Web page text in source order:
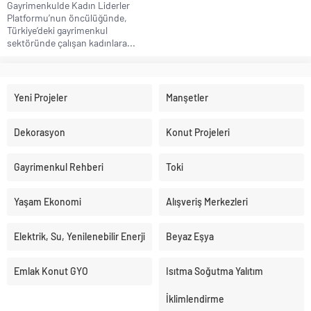
Gayrimenkulde Kadın Liderler
Platformu’nun öncülüğünde,
Türkiye’deki gayrimenkul
sektöründe çalışan kadınlara...
Yeni Projeler Manşetler
Dekorasyon Konut Projeleri
Gayrimenkul Rehberi Toki
Yaşam Ekonomi Alışveriş Merkezleri
Elektrik, Su, Yenilenebilir Enerji Beyaz Eşya
Emlak Konut GYO Isıtma Soğutma Yalıtım
İklimlendirme